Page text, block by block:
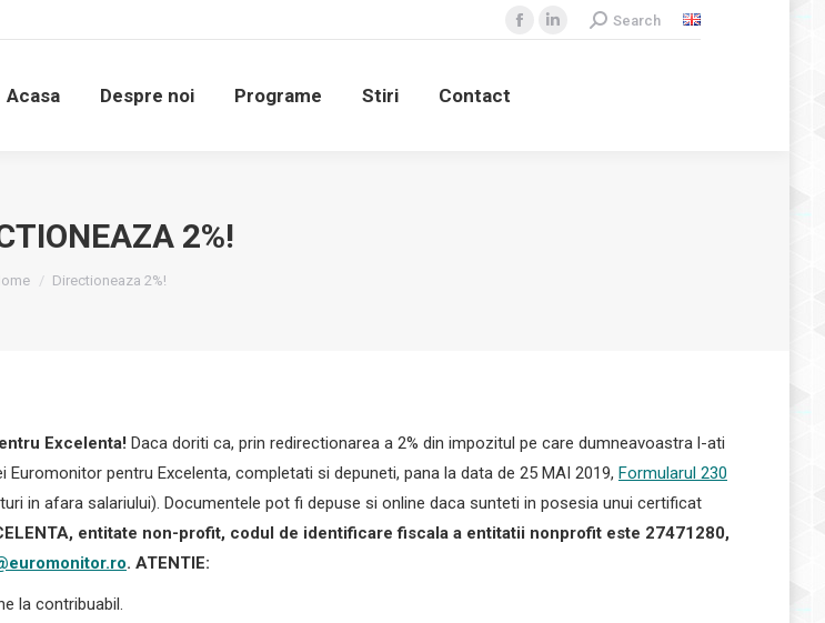
Facebook
Linkedin
Search:
Search
Acasa Despre noi Programe Stiri Contact
2%!
are here:
Directioneaza 2%!
Excelenta! Daca doriti ca, prin redirectionarea a 2% din impozitul pe care dumneavoastra l-ati
pentru Excelenta, completati si depuneti, pana la data de 25 MAI 2019, Formularul 230
in afara salariului). Documentele pot fi depuse si online daca sunteti in posesia unui certificat
entitate non-profit, codul de identificare fiscala a entitatii nonprofit este 27471280,
. ATENTIE:
la contribuabil.
noi Programe Stiri Contact